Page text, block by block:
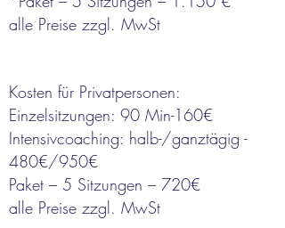
alle Preise zzgl. MwSt
Kosten für Privatpersonen:
Einzelsitzungen: 90 Min-160€
Intensivcoaching: halb-/ganztägig -
480€/950€
Paket – 5 Sitzungen – 720€
alle Preise zzgl. MwSt